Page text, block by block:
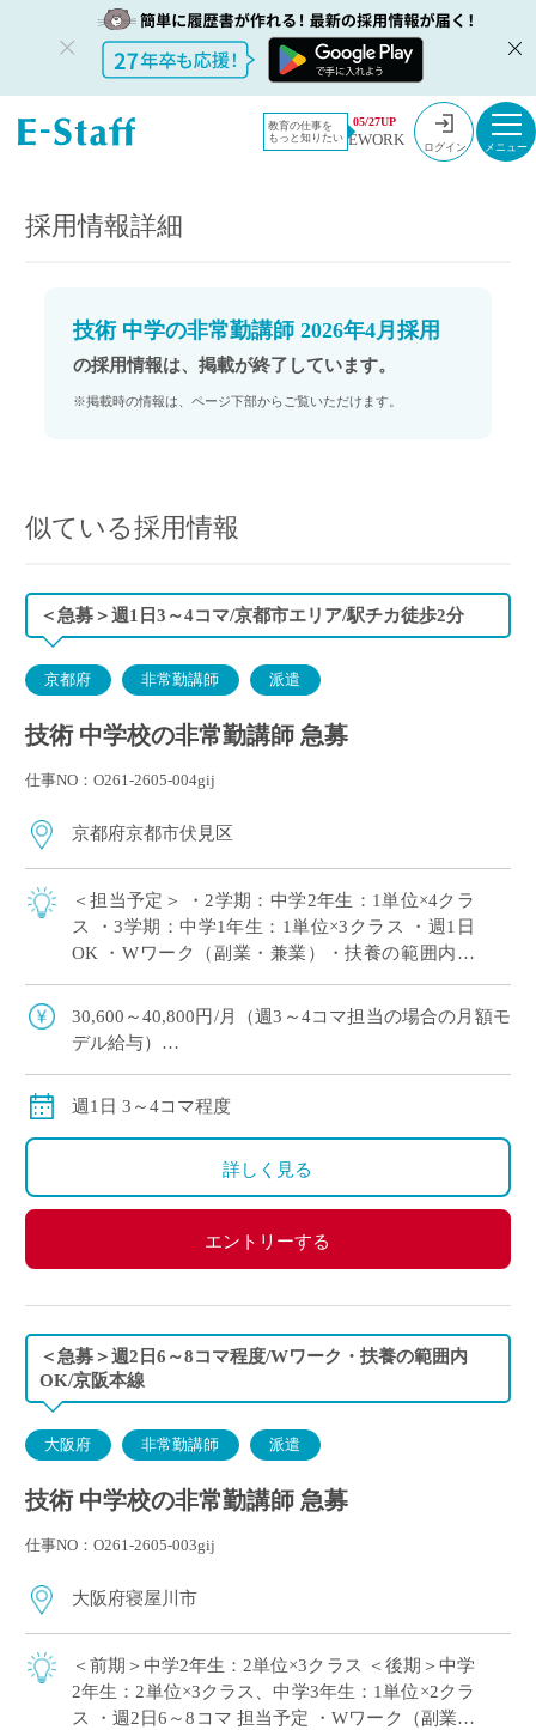
教育の仕事を
もっと知りたい
05/27UP
EWORK ログイン
教員採用情
報のイー・
採用情報
技術 中学の非常勤講師 2026年4月採用
採用情報詳細
技術 中学の非常勤講師 2026年4月採用
の採用情報は、掲載が終了しています。
※掲載時の情報は、ページ下部からご覧いただけます。
似ている採用情報
＜急募＞週1日3～4コマ/京都市エリア/駅チカ徒歩2分
京都府 非常勤講師 派遣
技術 中学校の非常勤講師 急募
仕事NO：O261-2605-004gij
京都府京都市伏見区
＜担当予定＞ ・2学期：中学2年生：1単位×4クラ
ス ・3学期：中学1年生：1単位×3クラス ・週1日
OK ・Wワーク（副業・兼業）・扶養の範囲内の
二新卒）・ブランクのある方 […]
30,600～40,800円/月（週3～4コマ担当の場合の月額モ
デル給与）
※ただし、月の途中からご勤務開始の場合は、日割計
週1日 3～4コマ程度
詳しく見る
エントリーする
＜急募＞週2日6～8コマ程度/Wワーク・扶養の範囲内
OK/京阪本線
大阪府 非常勤講師 派遣
技術 中学校の非常勤講師 急募
仕事NO：O261-2605-003gij
大阪府寝屋川市
＜前期＞中学2年生：2単位×3クラス ＜後期＞中学
2年生：2単位×3クラス、中学3年生：1単位×2クラ
ス ・週2日6～8コマ 担当予定 ・Wワーク（副業・